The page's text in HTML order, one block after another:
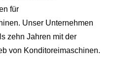
für
Unser Unternehmen
zehn Jahren mit der
von Konditoreimaschinen.